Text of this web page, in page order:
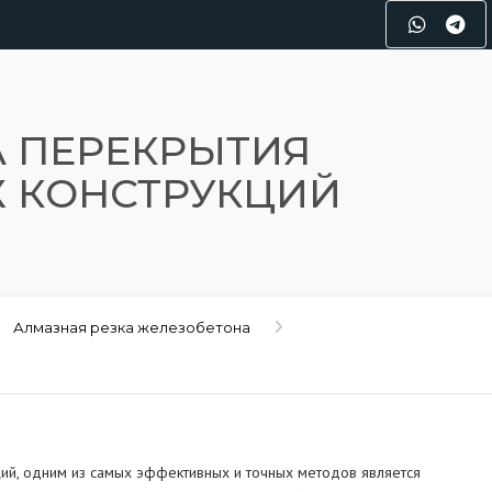
ПЕРЕКРЫТИЯ
Алмазная резка железобетона
одним из самых эффективных и точных методов является